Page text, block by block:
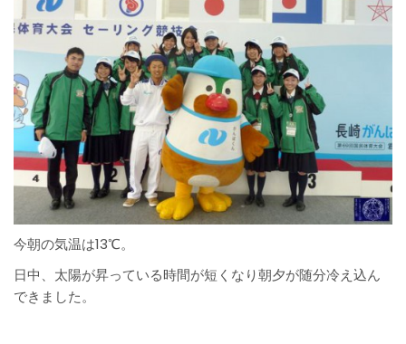
今朝の気温は13℃。
日中、太陽が昇っている時間が短くなり朝夕が随分冷え込ん
できました。